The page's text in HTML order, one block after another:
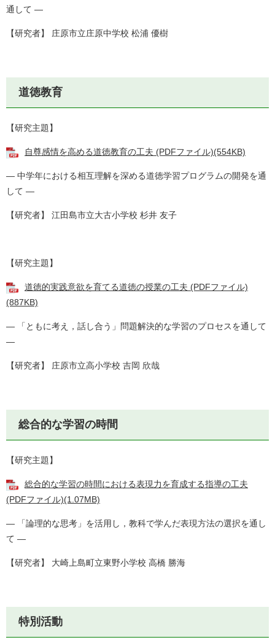
通して ―
【研究者】 庄原市立庄原中学校 松浦 優樹
道徳教育
【研究主題】
自尊感情を高める道徳教育の工夫 (PDFファイル)(554KB)
― 中学年における相互理解を深める道徳学習プログラムの開発を通
して ―
【研究者】 江田島市立大古小学校 杉井 友子
【研究主題】
道徳的実践意欲を育てる道徳の授業の工夫 (PDFファイル)
(887KB)
― 「ともに考え，話し合う」問題解決的な学習のプロセスを通して
―
【研究者】 庄原市立高小学校 吉岡 欣哉
総合的な学習の時間
【研究主題】
総合的な学習の時間における表現力を育成する指導の工夫
(PDFファイル)(1.07MB)
― 「論理的な思考」を活用し，教科で学んだ表現方法の選択を通し
て ―
【研究者】 大崎上島町立東野小学校 高橋 勝海
特別活動